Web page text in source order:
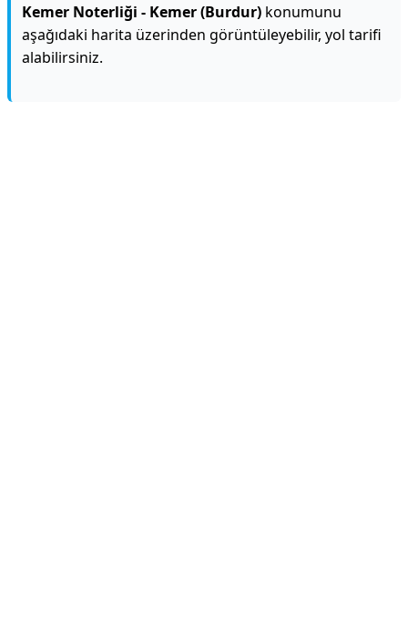
Kemer Noterliği - Kemer (Burdur) konumunu
aşağıdaki harita üzerinden görüntüleyebilir, yol tarifi
alabilirsiniz.